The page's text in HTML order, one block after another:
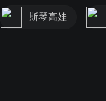
斯琴高娃